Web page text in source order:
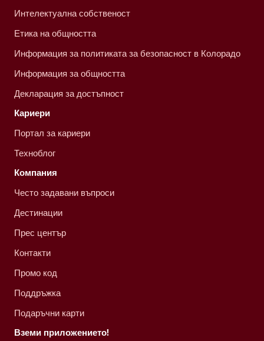
Интелектуална собственост
Етика на общността
Информация за политиката за безопасност в Колорадо
Информация за общността
Декларация за достъпност
Кариери
Портал за кариери
Техноблог
Компания
Често задавани въпроси
Дестинации
Прес център
Контакти
Промо код
Поддръжка
Подаръчни карти
Вземи приложението!